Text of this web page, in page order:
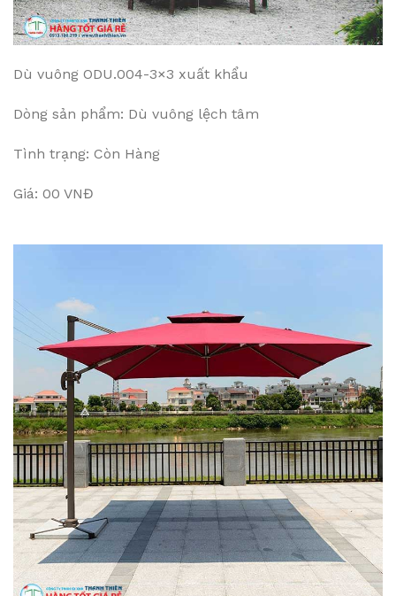
Dù vuông ODU.004-3×3 xuất khẩu
Dòng sản phẩm: Dù vuông lệch tâm
Tình trạng: Còn Hàng
Giá: 00 VNĐ